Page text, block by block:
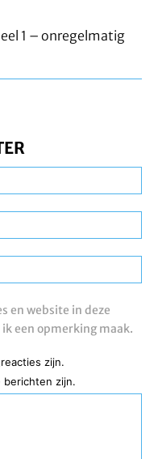
1 – onregelmatig
en website in deze
een opmerking maak.
zijn.
berichten zijn.